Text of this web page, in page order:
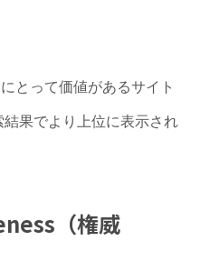
とって価値があるサイト
果でより上位に表示され
（権威